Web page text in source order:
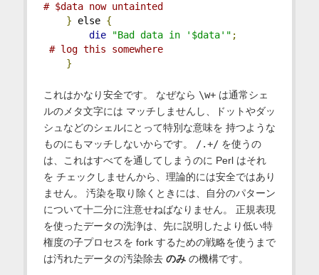
# $data now untainted
} else {
die
"Bad data in '$data'" ;
# log this somewhere
}
これはかなり安全です。 なぜなら \w+は通常シェ
ルのメタ文字には マッチしませんし、ドットやダッ
シュなどのシェルにとって特別な意味を 持つような
ものにもマッチしないからです。
/.+/を使うの
は、これはすべてを通してしまうのに Perl はそれ
を チェックしませんから、理論的には安全ではあり
ません。 汚染を取り除くときには、自分のパターン
について十二分に注意せねばなりません。 正規表現
を使ったデータの洗浄は、先に説明したより低い特
権度の子プロセスを fork するための戦略を使うまで
は汚れたデータの汚染除去 のみの機構です。